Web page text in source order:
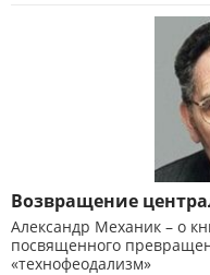
Возвращение
Александр Механик – о
посвященного
«технофеодализм»